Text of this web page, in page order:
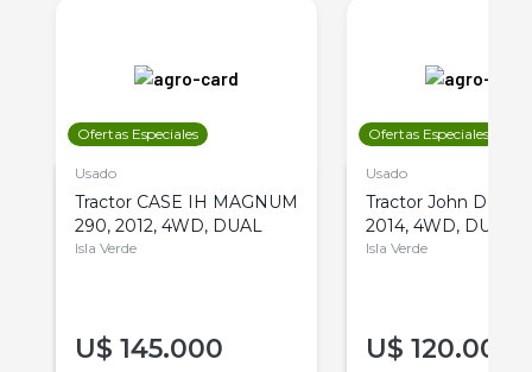
Ofertas Especiales
Usado
Tractor CASE IH MAGNUM
290, 2012, 4WD, DUAL
Isla Verde
U$ 145.000
Ofertas Especiales
Usado
Tractor John Deere
2014, 4WD, DUAL
Isla Verde
U$ 120.000